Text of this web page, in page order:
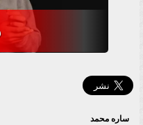
ساره محمد